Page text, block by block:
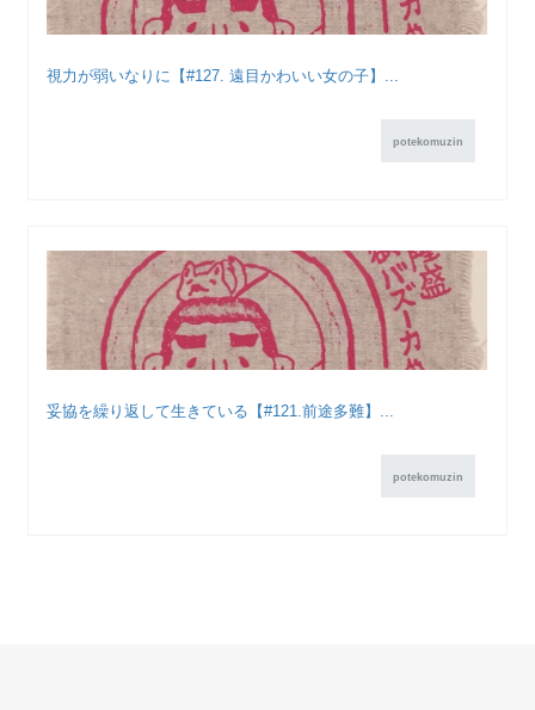
視力が弱いなりに【#127. 遠目かわいい女の子】...
potekomuzin
妥協を繰り返して生きている【#121.前途多難】...
potekomuzin